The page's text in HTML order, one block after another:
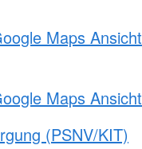
Maps Ansicht
Maps Ansicht
(PSNV/KIT)